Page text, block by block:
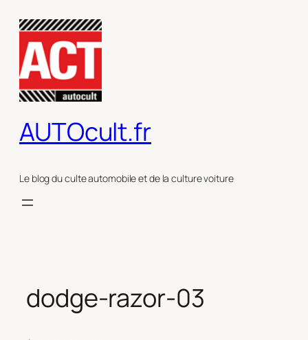
contenu
AUTOcult.fr
Le blog du culte automobile et de la culture voiture
dodge-razor-03